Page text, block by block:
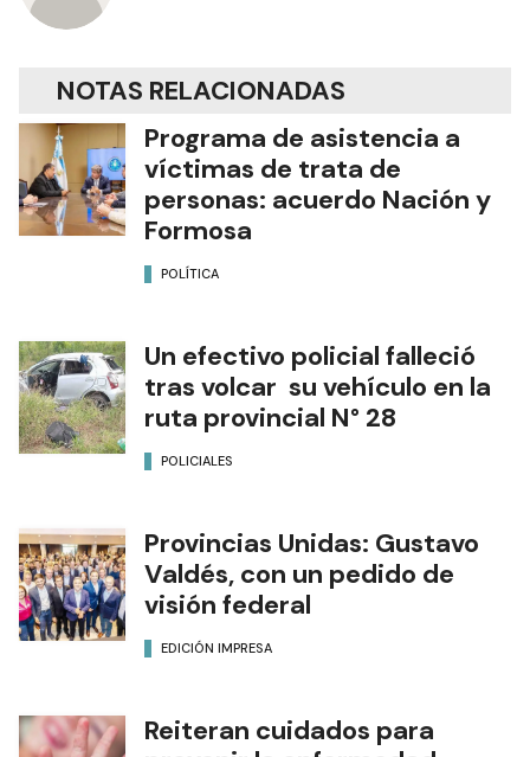
NOTAS RELACIONADAS
Programa de asistencia a
víctimas de trata de
personas: acuerdo Nación y
Formosa
POLÍTICA
Un efectivo policial falleció
tras volcar su vehículo en la
ruta provincial N° 28
POLICIALES
Provincias Unidas: Gustavo
Valdés, con un pedido de
visión federal
EDICIÓN IMPRESA
Reiteran cuidados para